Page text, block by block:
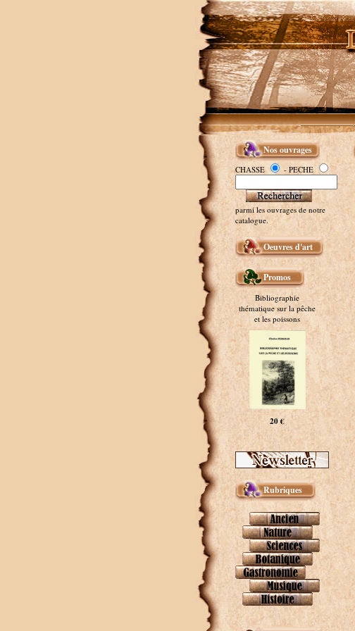
Nos ouvrages
CHASSE - PECHE
parmi les ouvrages de notre
catalogue.
Oeuvres d'art
Promos
Bibliographie
thématique sur la pêche
et les poissons
20 €
Rubriques